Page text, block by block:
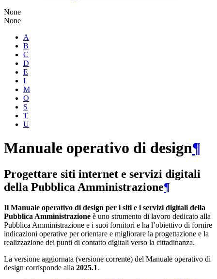
None
None
A
B
C
D
E
I
M
O
S
T
U
Manuale operativo di design¶
Progettare siti internet e servizi digitali
della Pubblica Amministrazione¶
Il Manuale operativo di design per i siti e i servizi digitali della
Pubblica Amministrazione è uno strumento di lavoro dedicato alla
Pubblica Amministrazione e i suoi fornitori e ha l’obiettivo di fornire
indicazioni operative per orientare e migliorare la progettazione e la
realizzazione dei punti di contatto digitali verso la cittadinanza.
La versione aggiornata (versione corrente) del Manuale operativo di
design corrisponde alla 2025.1.